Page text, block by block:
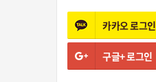
카카오 로그인
구글+로그인